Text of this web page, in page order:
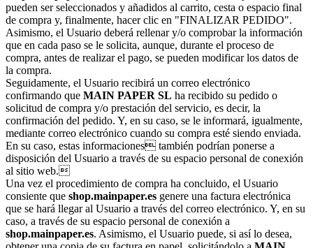
pueden ser seleccionados y añadidos al carrito, cesta o espacio final
de compra y, finalmente, hacer clic en "FINALIZAR PEDIDO".
Asimismo, el Usuario deberá rellenar y/o comprobar la información
que en cada paso se le solicita, aunque, durante el proceso de
compra, antes de realizar el pago, se pueden modificar los datos de
la compra.
Seguidamente, el Usuario recibirá un correo electrónico
confirmando que MAIN PAPER SL ha recibido su pedido o
solicitud de compra y/o prestación del servicio, es decir, la
confirmación del pedido. Y, en su caso, se le informará, igualmente,
mediante correo electrónico cuando su compra esté siendo enviada.
En su caso, estas informaciones también podrían ponerse a
disposición del Usuario a través de su espacio personal de conexión
al sitio web.
Una vez el procedimiento de compra ha concluido, el Usuario
consiente que shop.mainpaper.es genere una factura electrónica
que se hará llegar al Usuario a través del correo electrónico. Y, en su
caso, a través de su espacio personal de conexión a
shop.mainpaper.es. Asimismo, el Usuario puede, si así lo desea,